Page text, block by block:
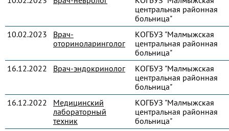
центральная районная
больница"
10.02.2023
Врач-
оториноларинголог
КОГБУЗ "Малмыжская
центральная районная
больница"
16.12.2022
Врач-эндокринолог
КОГБУЗ "Малмыжская
центральная районная
больница"
16.12.2022
Медицинский
лабораторный
техник
КОГБУЗ "Малмыжская
центральная районная
больница"